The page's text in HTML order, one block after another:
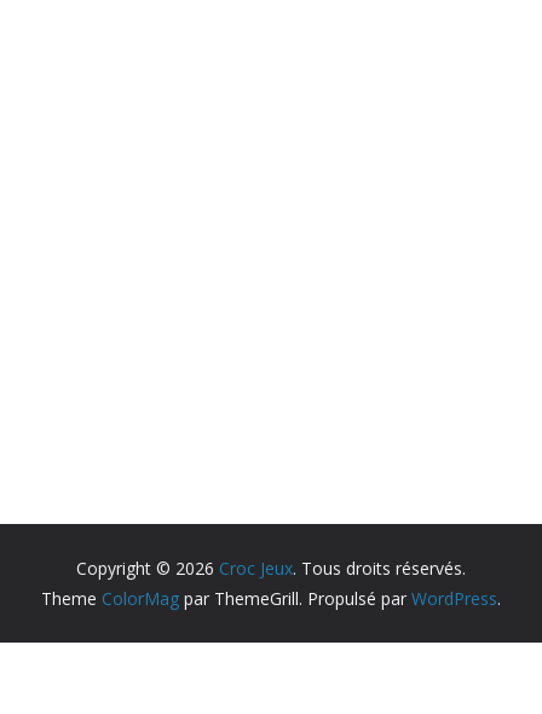
Copyright © 2026 Croc Jeux. Tous droits réservés.
Theme ColorMag par ThemeGrill. Propulsé par WordPress.